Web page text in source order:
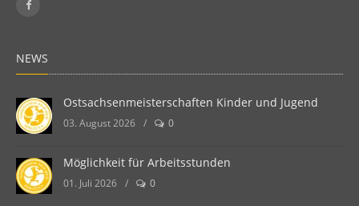
NEWS
Ostsachsenmeisterschaften Kinder und Jugend
03. August 2026 / 0
Möglichkeit für Arbeitsstunden
01. Juli 2026 / 0